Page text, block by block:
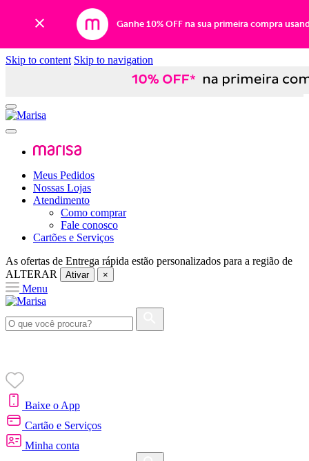
Ganhe 10% OFF na sua primeira compra
Skip to content Skip to navigation
Meus Pedidos
Nossas Lojas
Atendimento
Como comprar
Fale conosco
Cartões e Serviços
As ofertas de Entrega rápida estão personalizados para a região de
ALTERAR
Ativar ×
Menu
Baixe o App
Cartão e Serviços
Minha conta